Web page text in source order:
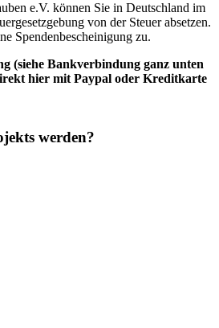
e.V. können Sie in Deutschland im
von der Steuer absetzen.
Spendenbescheinigung zu.
(siehe Bankverbindung ganz unten
hier mit Paypal oder Kreditkarte
werden?